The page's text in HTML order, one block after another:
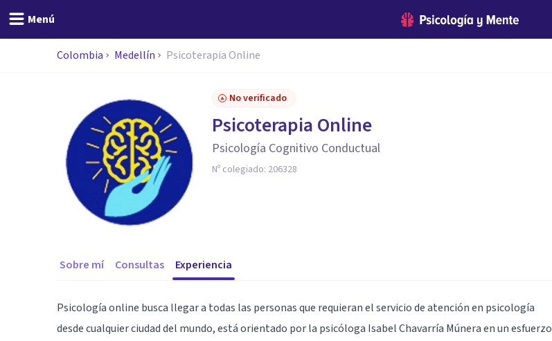
Menú
Colombia Medellín Psicoterapia Online
No verificado
Psicoterapia Online
Psicología Cognitivo Conductual
Nº colegiado: 206328
Sobre mí Consultas Experiencia
Psicología online busca llegar a todas las personas que requieran el servicio de atención en psicología
desde cualquier ciudad del mundo, está orientado por la psicóloga Isabel Chavarría Múnera en un esfuerzo